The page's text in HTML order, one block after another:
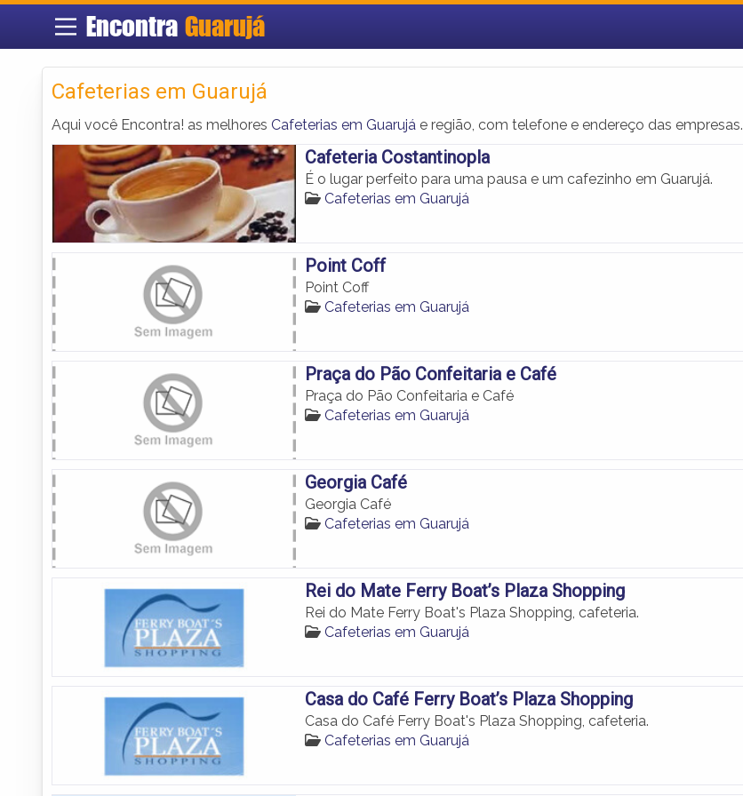
EncontraGuarujá
Cafeterias em Guarujá
Aqui você Encontra! as melhores Cafeterias em Guarujá e região, com telefone e endereço das empresas.
Cafeteria Costantinopla
É o lugar perfeito para uma pausa e um cafezinho em Guarujá.
Cafeterias em Guarujá
Point Coff
Point Coff
Cafeterias em Guarujá
Praça do Pão Confeitaria e Café
Praça do Pão Confeitaria e Café
Cafeterias em Guarujá
Georgia Café
Georgia Café
Cafeterias em Guarujá
Rei do Mate Ferry Boat’s Plaza Shopping
Rei do Mate Ferry Boat's Plaza Shopping, cafeteria.
Cafeterias em Guarujá
Casa do Café Ferry Boat’s Plaza Shopping
Casa do Café Ferry Boat's Plaza Shopping, cafeteria.
Cafeterias em Guarujá